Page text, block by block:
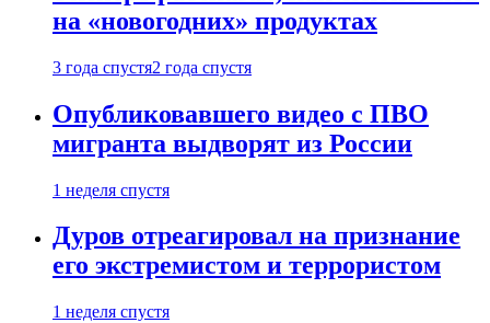
на «новогодних» продуктах
3 года спустя2 года спустя
Опубликовавшего видео с ПВО
мигранта выдворят из России
1 неделя спустя
Дуров отреагировал на признание
его экстремистом и террористом
1 неделя спустя